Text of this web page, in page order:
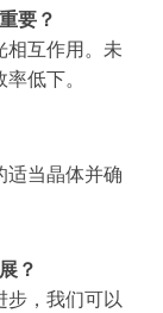
要？
相互作用。未
低下。
适当晶体并确
？
步，我们可以